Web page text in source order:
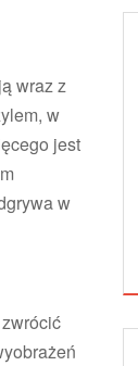
wraz z
w
jest
w